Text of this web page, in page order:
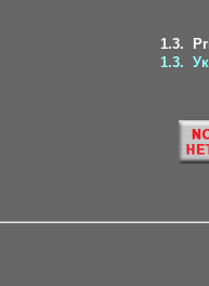
1.3.
1.3.